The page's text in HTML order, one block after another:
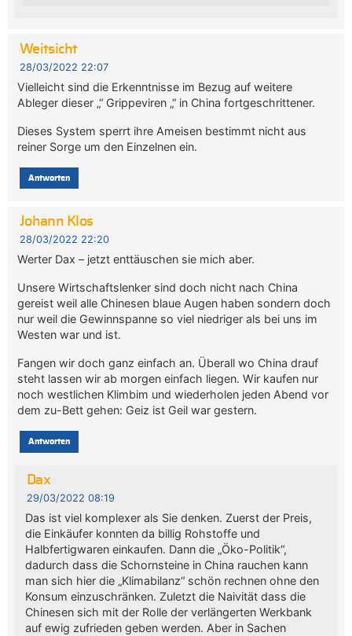
Weitsicht
28/03/2022 22:07
Vielleicht sind die Erkenntnisse im Bezug auf weitere
Ableger dieser „“ Grippeviren „“ in China fortgeschrittener.
Dieses System sperrt ihre Ameisen bestimmt nicht aus
reiner Sorge um den Einzelnen ein.
Antworten
Johann Klos
28/03/2022 22:20
Werter Dax – jetzt enttäuschen sie mich aber.
Unsere Wirtschaftslenker sind doch nicht nach China
gereist weil alle Chinesen blaue Augen haben sondern doch
nur weil die Gewinnspanne so viel niedriger als bei uns im
Westen war und ist.
Fangen wir doch ganz einfach an. Überall wo China drauf
steht lassen wir ab morgen einfach liegen. Wir kaufen nur
noch westlichen Klimbim und wiederholen jeden Abend vor
dem zu-Bett gehen: Geiz ist Geil war gestern.
Antworten
Dax
29/03/2022 08:19
Das ist viel komplexer als Sie denken. Zuerst der Preis,
die Einkäufer konnten da billig Rohstoffe und
Halbfertigwaren einkaufen. Dann die „Öko-Politik“,
dadurch dass die Schornsteine in China rauchen kann
man sich hier die „Klimabilanz“ schön rechnen ohne den
Konsum einzuschränken. Zuletzt die Naivität dass die
Chinesen sich mit der Rolle der verlängerten Werkbank
auf ewig zufrieden geben werden. Aber in Sachen